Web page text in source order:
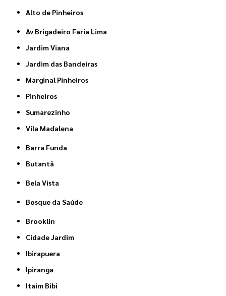
Alto de Pinheiros
Av Brigadeiro Faria Lima
Jardim Viana
Jardim das Bandeiras
Marginal Pinheiros
Pinheiros
Sumarezinho
Vila Madalena
Barra Funda
Butantã
Bela Vista
Bosque da Saúde
Brooklin
Cidade Jardim
Ibirapuera
Ipiranga
Itaim Bibi